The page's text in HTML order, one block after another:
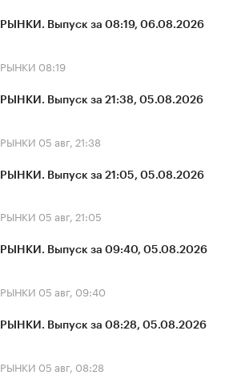
РЫНКИ. Выпуск за 08:19, 06.08.2026
РЫНКИ 08:19
РЫНКИ. Выпуск за 21:38, 05.08.2026
РЫНКИ 05 авг, 21:38
РЫНКИ. Выпуск за 21:05, 05.08.2026
РЫНКИ 05 авг, 21:05
РЫНКИ. Выпуск за 09:40, 05.08.2026
РЫНКИ 05 авг, 09:40
РЫНКИ. Выпуск за 08:28, 05.08.2026
РЫНКИ 05 авг, 08:28